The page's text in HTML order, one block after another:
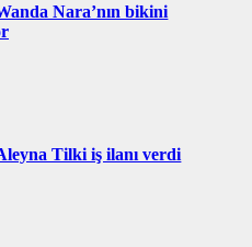
Nara’nın bikini
Tilki iş ilanı verdi